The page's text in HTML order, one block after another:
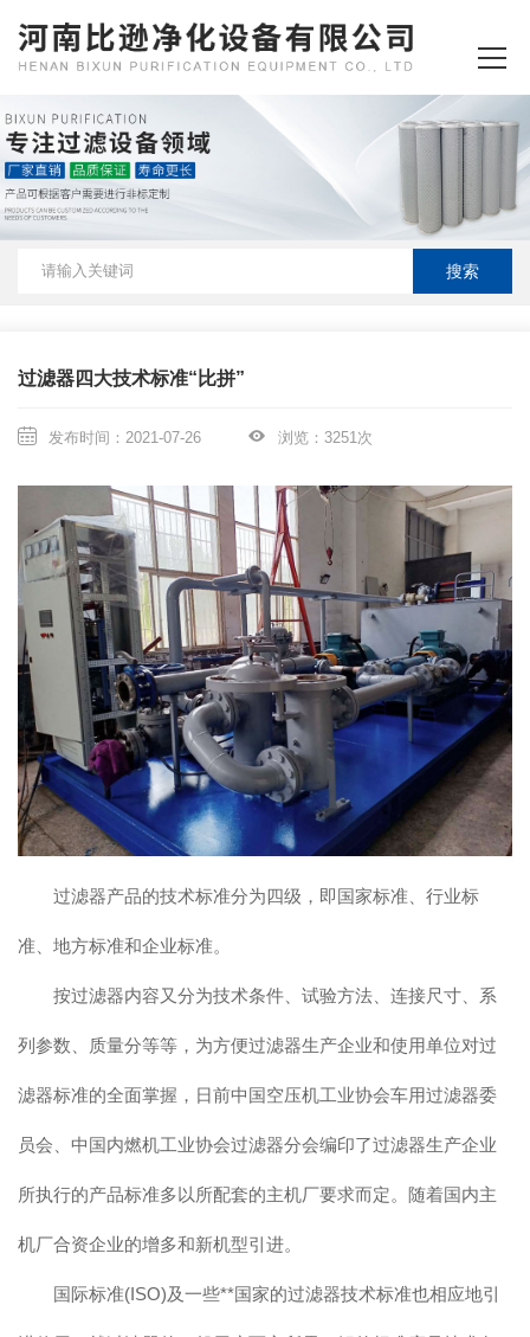
首页
关于我们
联系我们
过滤器四大技术标准“比拼”
发布时间：2021-07-26 浏览：3251次
过滤器产品的技术标准分为四级，即国家标准、行业标
准、地方标准和企业标准。
按过滤器内容又分为技术条件、试验方法、连接尺寸、系
列参数、质量分等等，为方便过滤器生产企业和使用单位对过
滤器标准的全面掌握，日前中国空压机工业协会车用过滤器委
员会、中国内燃机工业协会过滤器分会编印了过滤器生产企业
所执行的产品标准多以所配套的主机厂要求而定。随着国内主
机厂合资企业的增多和新机型引进。
国际标准(ISO)及一些**国家的过滤器技术标准也相应地引